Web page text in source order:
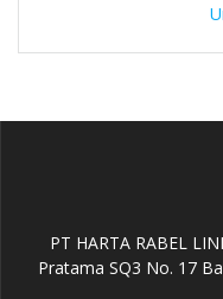
PT HARTA RABEL
Pratama SQ3 No. 17